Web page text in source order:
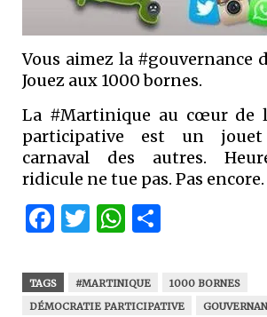
Vous aimez la #gouvernance
Jouez aux 1000 bornes.
La #Martinique au cœur de
participative est un
carnaval des autres.
ridicule ne tue pas. Pas encore.
Facebook
Twitter
WhatsApp
TAGS #MARTINIQUE
1000 BORNES
DÉMOCRATIE PARTICIPATIVE